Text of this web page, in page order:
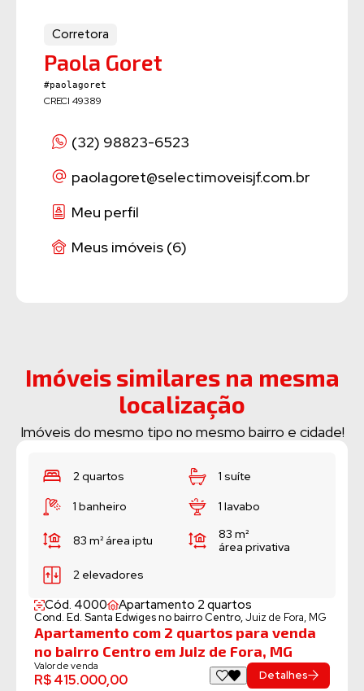
Corretora
Paola Goret
#paolagoret
CRECI 49389
(32) 98823-6523
paolagoret@selectimoveisjf.com.br
Meu perfil
Meus imóveis (6)
Imóveis similares na mesma
localização
Imóveis do mesmo tipo no mesmo bairro e cidade!
1 suíte
1 lavabo
83 m²
área privativa
2 quartos
Centro, Juiz de Fora, MG
para venda
de Fora, MG
Detalhes
2 quartos
1 vaga
Apartamento com 2
no bairro Centro em
Valor de venda
R$ 670.000,00